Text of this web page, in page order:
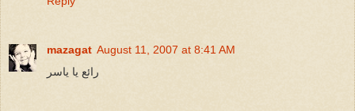
mazagat August 11, 2007 at 8:41 AM
رائع يا ياسر